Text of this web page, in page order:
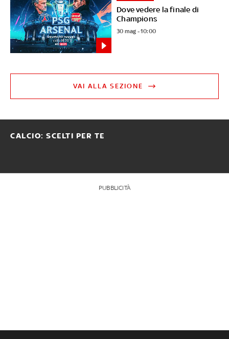
Dove vedere la finale di
Champions
30 mag - 10:00
VAI ALLA SEZIONE
CALCIO: SCELTI PER TE
PUBBLICITÀ